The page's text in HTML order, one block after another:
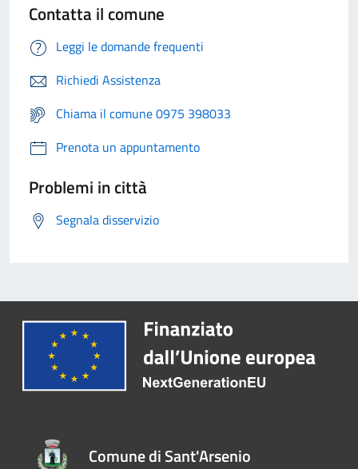
Contatta il comune
Leggi le domande frequenti
Richiedi Assistenza
Chiama il comune 0975 398033
Prenota un appuntamento
Problemi in città
Segnala disservizio
Comune di Sant'Arsenio